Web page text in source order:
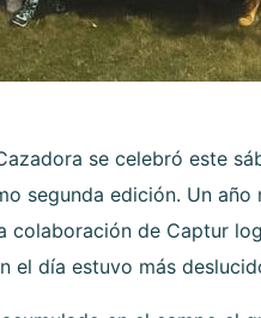
se celebró este
segunda edición. Un
colaboración de Captur
el día estuvo más